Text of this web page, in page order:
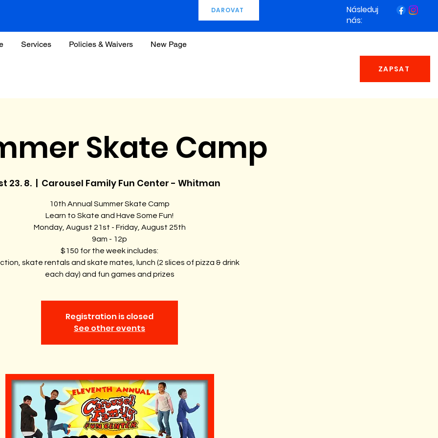
Services Policies & Waivers New Page
ZAPSAT
DAROVAT
Následuj
nás:
Skate Camp
23. 8.
  |
Carousel Family Fun Center - Whitman
10th Annual Summer Skate Camp
Learn to Skate and Have Some Fun!
Monday, August 21st - Friday, August 25th
9am - 12p
$150 for the week includes:
skate rentals and skate mates, lunch (2 slices of pizza & drink
each day) and fun games and prizes
Registration is closed
See other events